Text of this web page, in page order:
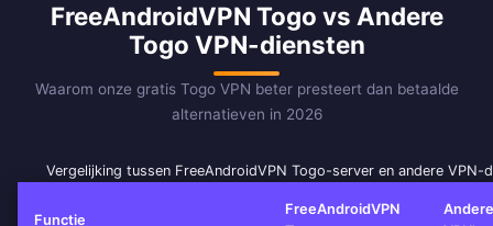
FreeAndroidVPN Togo vs Andere
Togo VPN-diensten
Waarom onze gratis Togo VPN beter presteert dan betaalde
alternatieven in 2026
Vergelijking tussen FreeAndroidVPN Togo-server en andere VPN-
Functie
FreeAndroidVPN